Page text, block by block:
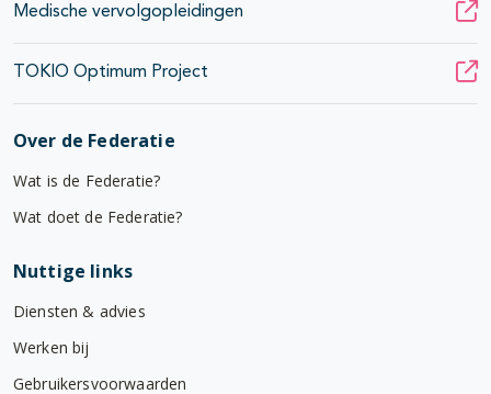
Medische vervolgopleidingen
TOKIO Optimum Project
Over de Federatie
Wat is de Federatie?
Wat doet de Federatie?
Nuttige links
Diensten & advies
Werken bij
Gebruikersvoorwaarden